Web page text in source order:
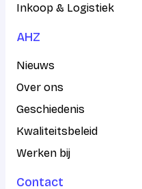
Inkoop & Logistiek
AHZ
Nieuws
Over ons
Geschiedenis
Kwaliteitsbeleid
Werken bij
Contact